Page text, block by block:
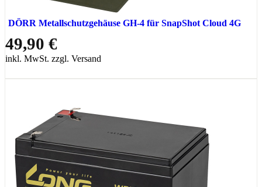
DÖRR Metallschutzgehäuse GH-4 für SnapShot Cloud 4G
49,90 €
inkl. MwSt. zzgl. Versand